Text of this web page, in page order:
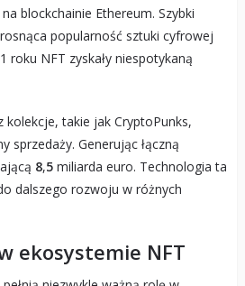
blockchainie Ethereum. Szybki
popularność sztuki cyfrowej
roku NFT zyskały niespotykaną
kolekcje, takie jak CryptoPunks,
sprzedaży. Generując łączną
8,5miliarda euro. Technologia ta
dalszego rozwoju w różnych
ekosystemie NFT